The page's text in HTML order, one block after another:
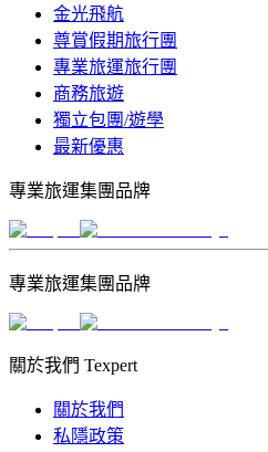
金光飛航
尊賞假期旅行團
專業旅運旅行團
商務旅遊
獨立包團/遊學
最新優惠
專業旅運集團品牌
專業旅運集團品牌
關於我們 Texpert
關於我們
私隱政策